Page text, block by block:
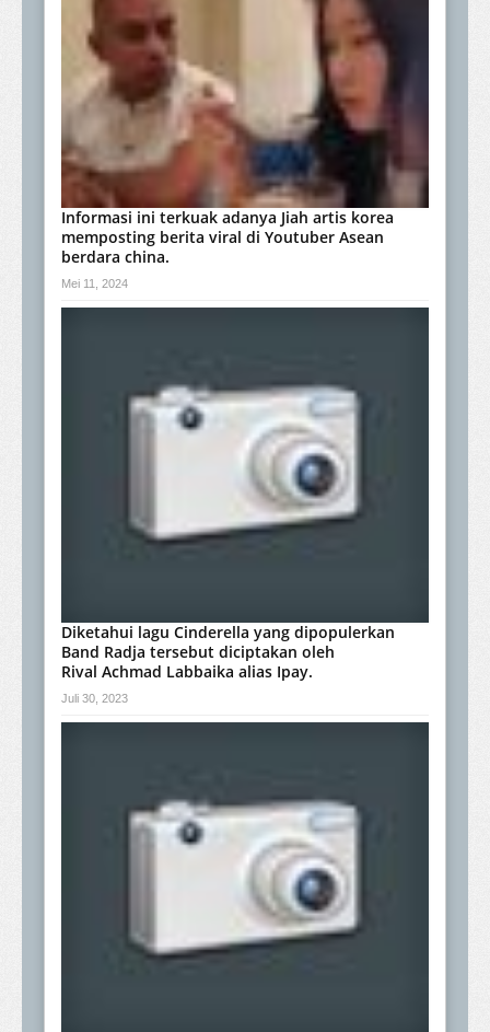
Informasi ini terkuak adanya Jiah artis korea
memposting berita viral di Youtuber Asean
berdara china.
Mei 11, 2024
Diketahui lagu Cinderella yang dipopulerkan
Band Radja tersebut diciptakan oleh
Rival Achmad Labbaika alias Ipay.
Juli 30, 2023